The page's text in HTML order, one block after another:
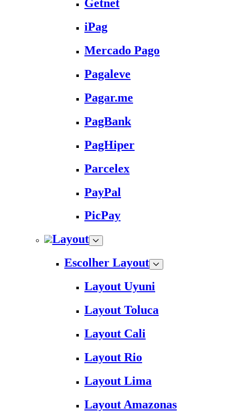
Getnet
iPag
Mercado Pago
Pagaleve
Pagar.me
PagBank
PagHiper
Parcelex
PayPal
PicPay
Layout
Escolher Layout
Layout Uyuni
Layout Toluca
Layout Cali
Layout Rio
Layout Lima
Layout Amazonas